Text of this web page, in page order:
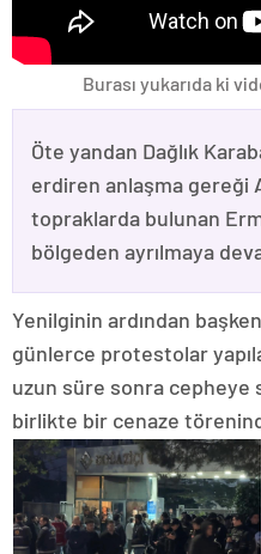
Burası yukarıda ki
Öte yandan Dağlık
erdiren anlaşma gereği
topraklarda bulunan
bölgeden ayrılmaya
Yenilginin ardından
günlerce protestolar
uzun süre sonra cepheye
birlikte bir cenaze